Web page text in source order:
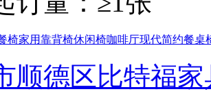
椅家用靠背椅休闲椅咖啡厅现代简约餐桌
顺德区比特福家